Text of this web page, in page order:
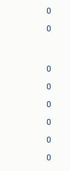
0
0
0
0
0
0
0
0